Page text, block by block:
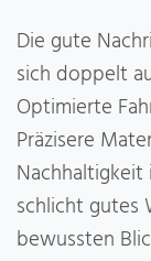
Die gute
sich doppelt
Optimierte
Präzisere
Nachhaltigkeit
schlicht gutes
bewussten